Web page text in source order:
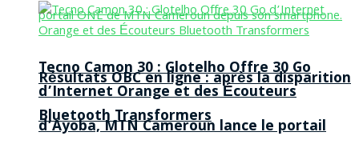
Résultats OBC en ligne : après la disparition
d’Ayoba, MTN Cameroun lance le portail
Tecno Camon 30 : Glotelho Offre 30 Go
d’Internet Orange et des Écouteurs
Bluetooth Transformers